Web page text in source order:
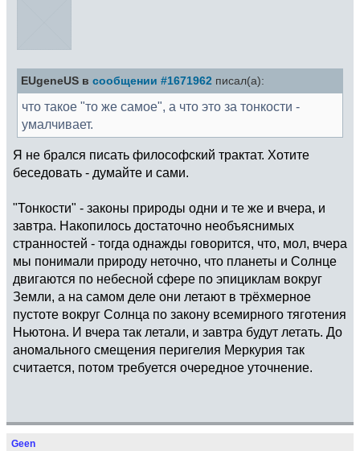
EUgeneUS в сообщении #1671962 писал(а):
что такое "то же самое", а что это за тонкости -
умалчивает.
Я не брался писать философский трактат. Хотите
беседовать - думайте и сами.
"Тонкости" - законы природы одни и те же и вчера, и
завтра. Накопилось достаточно необъяснимых
странностей - тогда однажды говорится, что, мол, вчера
мы понимали природу неточно, что планеты и Солнце
двигаются по небесной сфере по эпициклам вокруг
Земли, а на самом деле они летают в трёхмерное
пустоте вокруг Солнца по закону всемирного тяготения
Ньютона. И вчера так летали, и завтра будут летать. До
аномального смещения перигелия Меркурия так
считается, потом требуется очередное уточнение.
Geen